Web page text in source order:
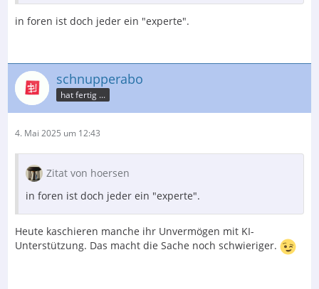
in foren ist doch jeder ein "experte".
schnupperabo
hat fertig ...
4. Mai 2025 um 12:43
Zitat von hoersen
in foren ist doch jeder ein "experte".
Heute kaschieren manche ihr Unvermögen mit KI-
Unterstützung. Das macht die Sache noch schwieriger.